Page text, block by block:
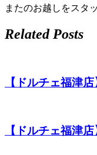
｜
ペ
ト
ロ
またのお越しをスタ
Related Posts
【ドルチェ福津
【ドルチェ福津